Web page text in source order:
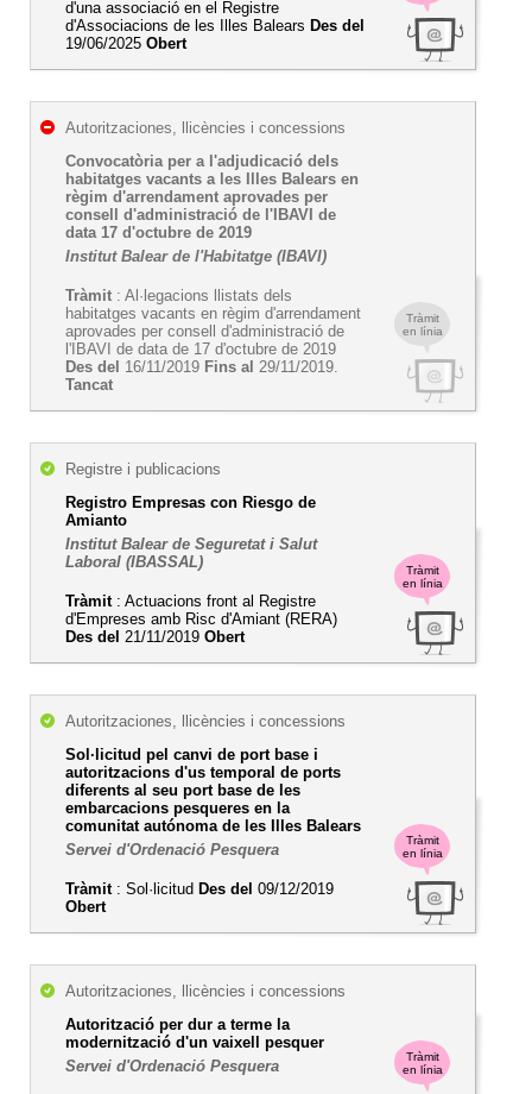
d'una associació en el Registre
d'Associacions de les Illes Balears Des del
19/06/2025 Obert
Tràmit
en línia
Autoritzaciones, llicències i concessions
Convocatòria per a l'adjudicació dels
habitatges vacants a les Illes Balears en
règim d'arrendament aprovades per
consell d'administració de l'IBAVI de
data 17 d'octubre de 2019
Institut Balear de l'Habitatge (IBAVI)
Tràmit : Al·legacions llistats dels
habitatges vacants en règim d'arrendament
aprovades per consell d'administració de
l'IBAVI de data de 17 d'octubre de 2019
Des del 16/11/2019 Fins al 29/11/2019.
Tancat
Tràmit
en línia
Registre i publicacions
Registro Empresas con Riesgo de
Amianto
Institut Balear de Seguretat i Salut
Laboral (IBASSAL)
Tràmit: Actuacions front al Registre
d'Empreses amb Risc d'Amiant (RERA)
Des del 21/11/2019 Obert
Tràmit
en línia
Autoritzaciones, llicències i concessions
Sol·licitud pel canvi de port base i
autoritzacions d'us temporal de ports
diferents al seu port base de les
embarcacions pesqueres en la
comunitat autónoma de les Illes Balears
Servei d'Ordenació Pesquera
Tràmit: Sol·licitud Des del 09/12/2019
Obert
Tràmit
en línia
Autoritzaciones, llicències i concessions
Autorització per dur a terme la
modernització d'un vaixell pesquer
Servei d'Ordenació Pesquera